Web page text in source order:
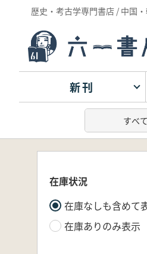
歴史・考古学専門書店 / 中国
新刊
在庫状況
在庫なしも含めて
在庫ありのみ表示